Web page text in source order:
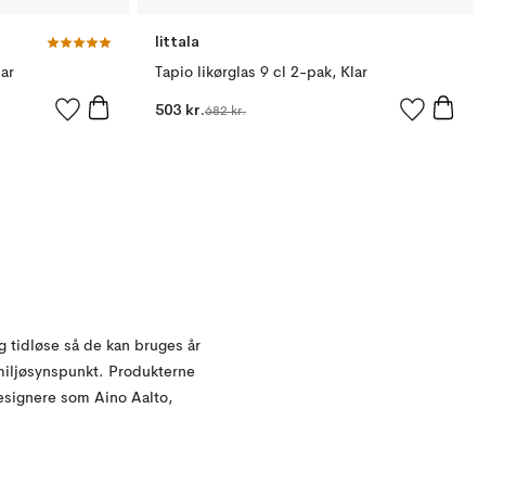
Iittala
Tapio likørglas 9 cl 2-pak, Klar
503 kr.682 kr.
tidløse så de kan bruges år
Produkterne
som Aino Aalto,